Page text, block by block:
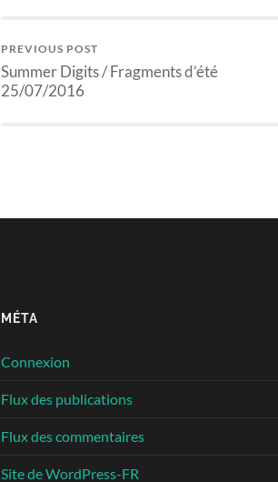
PREVIOUS POST
Summer Digits / Fragments d’été
25/07/2016
MÉTA
Connexion
Flux des publications
Flux des commentaires
Site de WordPress-FR